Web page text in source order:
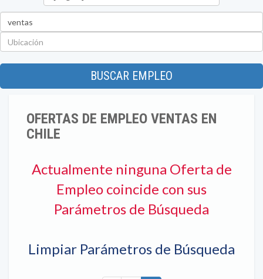
BUSCAR EMPLEO
OFERTAS DE EMPLEO VENTAS EN
CHILE
Actualmente ninguna Oferta de
Empleo coincide con sus
Parámetros de Búsqueda
Limpiar Parámetros de Búsqueda